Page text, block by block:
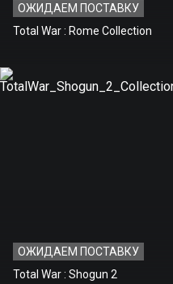
ОЖИДАЕМ ПОСТАВКУ
Total War : Rome Collection
ОЖИДАЕМ ПОСТАВКУ
Total War : Shogun 2